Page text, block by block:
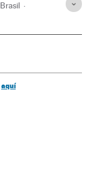
Brasil
aquí